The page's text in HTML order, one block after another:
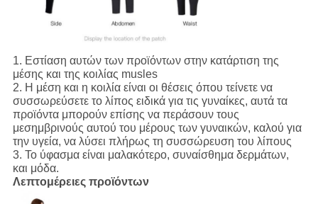
1. Εστίαση αυτών των προϊόντων στην κατάρτιση της
μέσης και της κοιλίας musles
2. Η μέση και η κοιλία είναι οι θέσεις όπου τείνετε να
συσσωρεύσετε το λίπος ειδικά για τις γυναίκες, αυτά τα
προϊόντα μπορούν επίσης να περάσουν τους
μεσημβρινούς αυτού του μέρους των γυναικών, καλού για
την υγεία, να λύσει πλήρως τη συσσώρευση του λίπους
3. Το ύφασμα είναι μαλακότερο, συναίσθημα δερμάτων,
και μόδα.
Λεπτομέρειες προϊόντων